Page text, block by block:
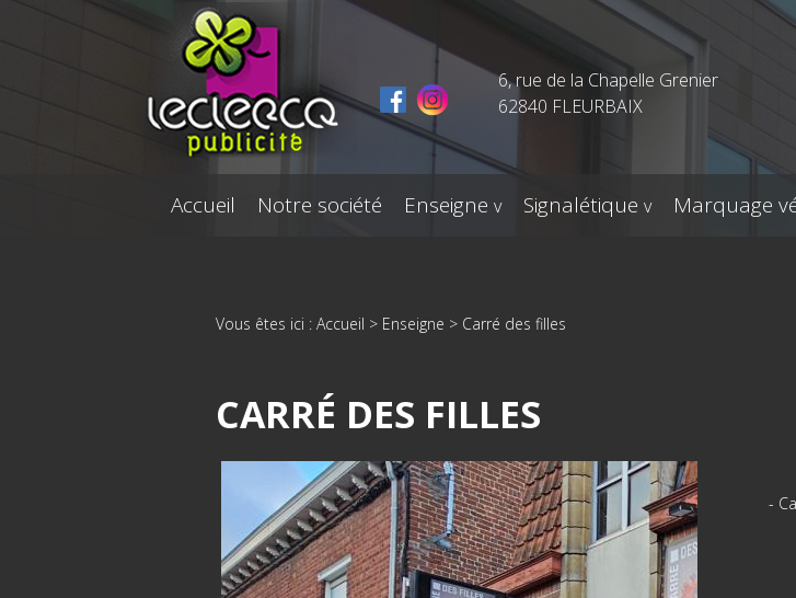
6, rue de la Chapelle Grenier
62840 FLEURBAIX
Accueil Notre société Enseigne Signalétique Marquage
Vous êtes ici : Accueil > Enseigne > Carré des filles
CARRÉ DES FILLES
-
Panneau de gestion des cookies